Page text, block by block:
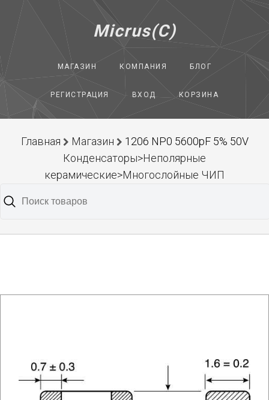
Micrus(C)
МАГАЗИН КОМПАНИЯ БЛОГ
РЕГИСТРАЦИЯ ВХОД КОРЗИНА
Главная Магазин
1206 NP0 5600pF 5% 50V
Конденсаторы>Неполярные
керамические>Многослойные ЧИП